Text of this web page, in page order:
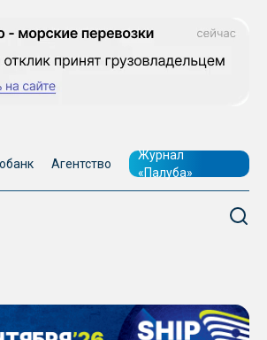
Агентство
Журнал
«Палуба»